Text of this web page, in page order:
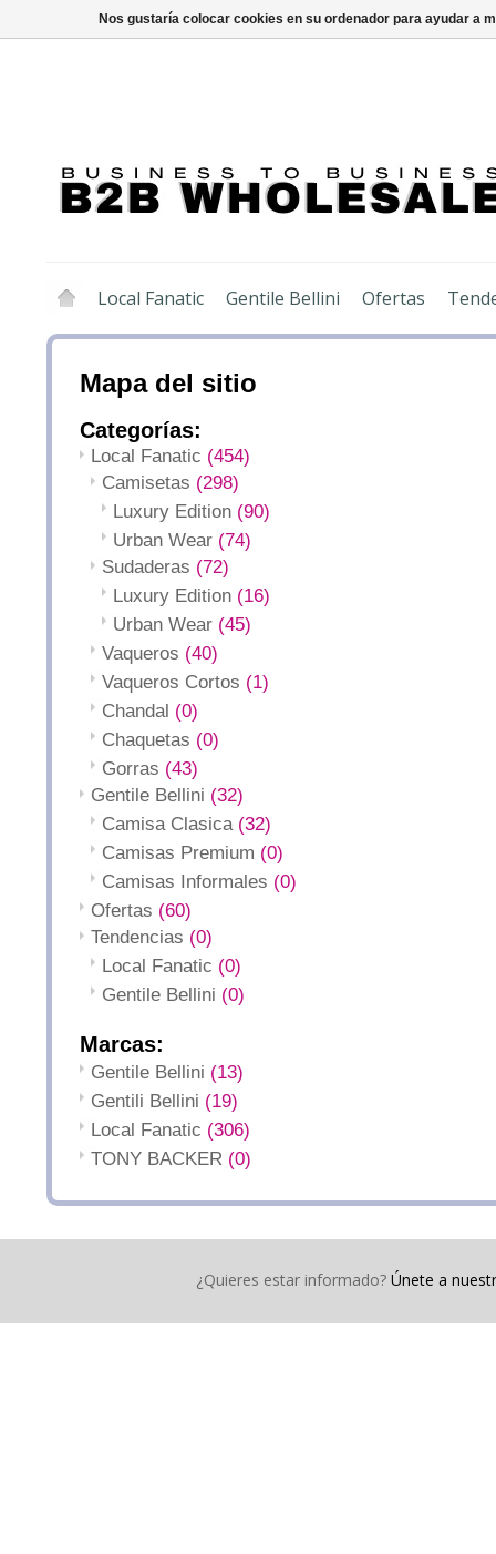
Local Fanatic Gentile Bellini Ofertas
Mapa del sitio
Categorías:
Local Fanatic (454)
Camisetas (298)
Luxury Edition (90)
Urban Wear (74)
Sudaderas (72)
Luxury Edition (16)
Urban Wear (45)
Vaqueros (40)
Vaqueros Cortos (1)
Chandal (0)
Chaquetas (0)
Gorras (43)
Gentile Bellini (32)
Camisa Clasica (32)
Camisas Premium (0)
Camisas Informales (0)
Ofertas (60)
Tendencias (0)
Local Fanatic (0)
Gentile Bellini (0)
Marcas:
Gentile Bellini (13)
Gentili Bellini (19)
Local Fanatic (306)
TONY BACKER (0)
¿Quieres estar informado? Únete a
Nos gustaría colocar cookies en su ordenador para ayudar a